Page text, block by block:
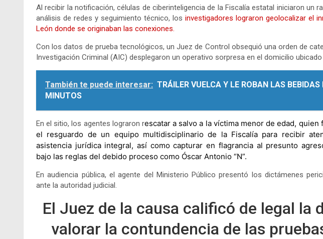
Al recibir la notificación, células de ciberinteligencia de la Fiscalía estatal iniciaron un
análisis de redes y seguimiento técnico, los investigadores lograron geolocalizar el
León donde se originaban las conexiones.
Con los datos de prueba tecnológicos, un Juez de Control obsequió una orden de
Investigación Criminal (AIC) desplegaron un operativo sorpresa en el domicilio ubicado
También te puede interesar: TRÁILER VUELCA Y LE ROBAN LAS BEBIDAS
MINUTOS
En el sitio, los agentes lograron rescatar a salvo a la víctima menor de edad, quien
el resguardo de un equipo multidisciplinario de la Fiscalía para recibir
asistencia jurídica integral, así como capturar en flagrancia al presunto
bajo las reglas del debido proceso como Óscar Antonio “N”.
En audiencia pública, el agente del Ministerio Público presentó los dictámenes
ante la autoridad judicial.
El Juez de la causa calificó de legal la
valorar la contundencia de las